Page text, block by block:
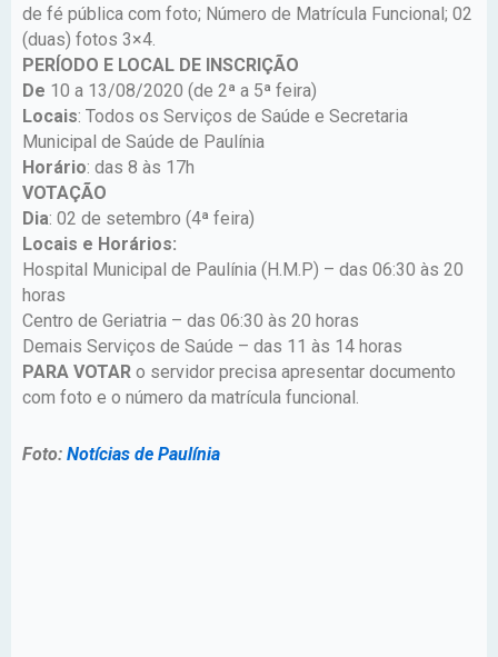
de fé pública com foto; Número de Matrícula Funcional; 02
(duas) fotos 3×4.
PERÍODO E LOCAL DE INSCRIÇÃO
De 10 a 13/08/2020 (de 2ª a 5ª feira)
Locais: Todos os Serviços de Saúde e Secretaria
Municipal de Saúde de Paulínia
Horário: das 8 às 17h
VOTAÇÃO
Dia: 02 de setembro (4ª feira)
Locais e Horários:
Hospital Municipal de Paulínia (H.M.P) – das 06:30 às 20
horas
Centro de Geriatria – das 06:30 às 20 horas
Demais Serviços de Saúde – das 11 às 14 horas
PARA VOTAR o servidor precisa apresentar documento
com foto e o número da matrícula funcional.
Foto: Notícias de Paulínia